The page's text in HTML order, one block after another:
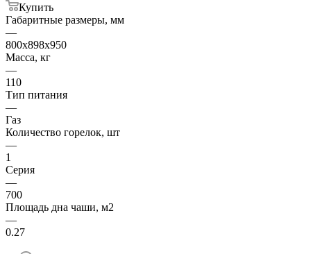
Купить
Габаритные размеры, мм
—
800х898х950
Масса, кг
—
110
Тип питания
—
Газ
Количество горелок, шт
—
1
Серия
—
700
Площадь дна чаши, м2
—
0.27